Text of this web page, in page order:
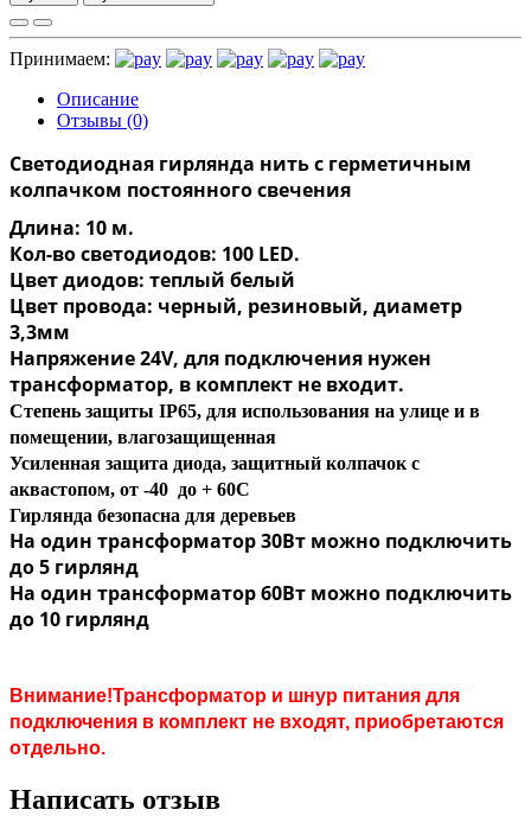
Принимаем:
Описание
Отзывы (0)
Светодиодная гирлянда нить с герметичным
колпачком постоянного свечения
Длина: 10 м.
Кол-во светодиодов: 100 LED.
Цвет диодов: теплый белый
Цвет провода: черный, резиновый, диаметр
3,3мм
Напряжение 24V, для подключения нужен
трансформатор, в комплект не входит.
Степень защиты IP65, для использования на улице и в
помещении, влагозащищенная
Усиленная защита диода, защитный колпачок с
аквастопом, от -40 до + 60С
Гирлянда безопасна для деревьев
На один трансформатор 30Вт можно подключить
до 5 гирлянд
На один трансформатор 60Вт можно подключить
до 10 гирлянд
Внимание!Трансформатор и шнур питания для
подключения в комплект не входят, приобретаются
отдельно.
Написать отзыв